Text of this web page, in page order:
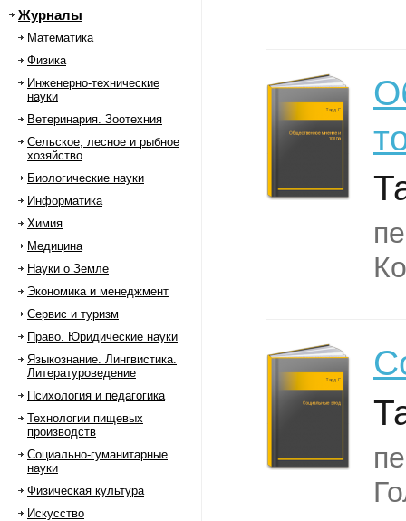
Журналы
Математика
Физика
Инженерно-технические
науки
Ветеринария. Зоотехния
Сельское, лесное и рыбное
хозяйство
Биологические науки
Информатика
Химия
Медицина
Науки о Земле
Экономика и менеджмент
Сервис и туризм
Право. Юридические науки
Языкознание. Лингвистика.
Литературоведение
Психология и педагогика
Технологии пищевых
производств
Социально-гуманитарные
науки
Физическая культура
Искусство